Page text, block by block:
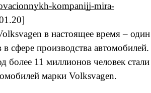
kompanijj-mira-
в настоящее время – один
сфере производства автомобилей.
более 11 миллионов человек стали
марки Volksvagen.